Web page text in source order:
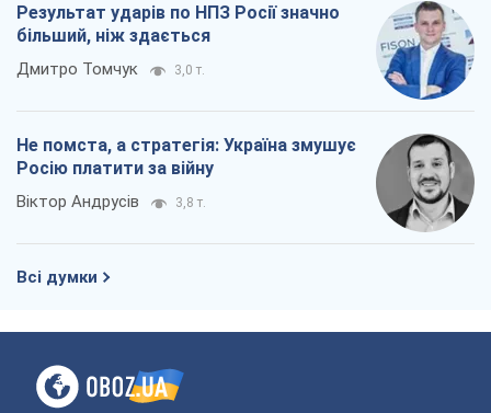
Результат ударів по НПЗ Росії значно
більший, ніж здається
Дмитро Томчук 3,0 т.
Не помста, а стратегія: Україна змушує
Росію платити за війну
Віктор Андрусів 3,8 т.
Всі думки